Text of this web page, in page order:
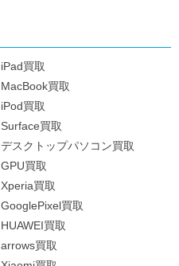
iPad買取
MacBook買取
iPod買取
Surface買取
デスクトップパソコン買取
GPU買取
Xperia買取
GooglePixel買取
HUAWEI買取
arrows買取